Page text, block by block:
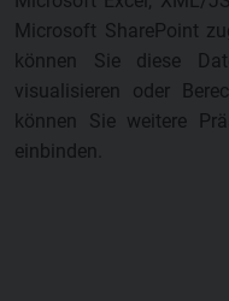
Microsoft SharePoint
können Sie diese
visualisieren oder
können Sie weitere
einbinden.